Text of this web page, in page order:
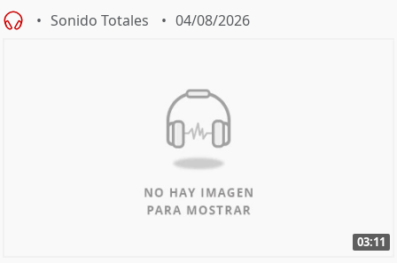
Sonido Totales 04/08/2026
03:11